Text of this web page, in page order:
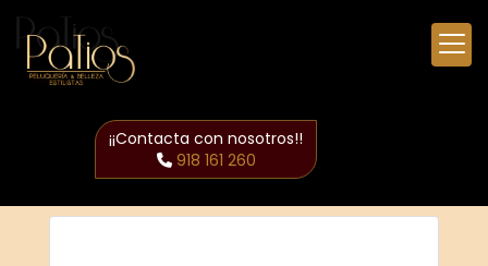
¡¡Contacta con nosotros!!
918 161 260